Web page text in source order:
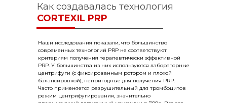
Как создавалась технология
CORTEXIL PRP
Наши исследования показали, что большинство
современных технологий PRP не соответствуют
критериям получения терапевтически эффективной
PRP. У большинства из них используются лабораторные
центрифуги (с фиксированным ротором и плохой
балансировкой), непригодные для получения PRP.
Часто применяется разрушительный для тромбоцитов
режим центрифугирования, значительно